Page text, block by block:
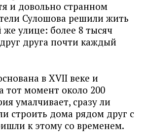
и довольно странном
Сулошова решили жить
улице: более 8 тысяч
друга почти каждый
в XVII веке и
тот момент около 200
умалчивает, сразу ли
строить дома рядом друг с
к этому со временем.